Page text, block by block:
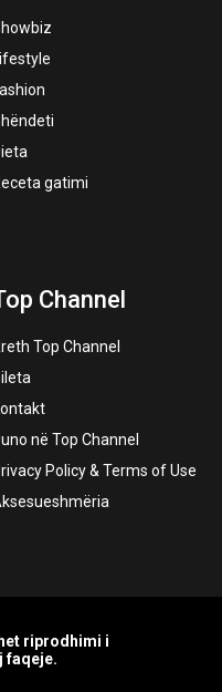
gatimi
Channel
Top Channel
në Top Channel
Policy & Terms of Use
riprodhimi i
faqeje.